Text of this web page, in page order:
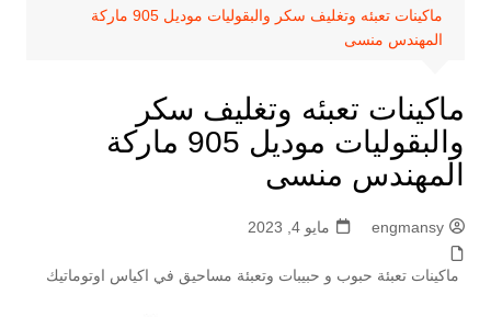
ماكينات تعبئه وتغليف سكر والبقوليات موديل 905 ماركة
المهندس منسى
ماكينات تعبئه وتغليف سكر
والبقوليات موديل 905 ماركة
المهندس منسى
engmansy مايو 4, 2023
ماكينات تعبئة حبوب و حبيبات وتعبئة مساحيق في اكياس اوتوماتيك